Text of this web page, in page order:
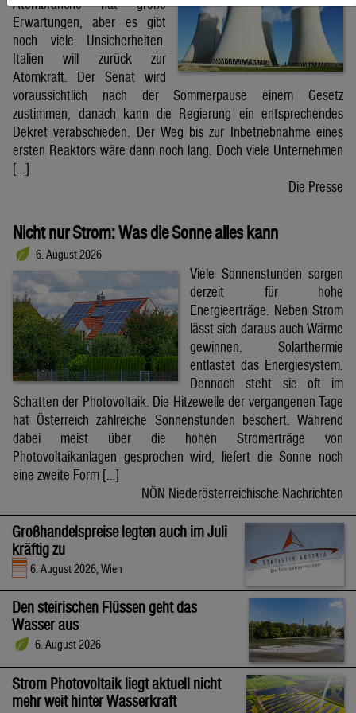
Atombranche hat große
Erwartungen, aber es gibt
noch viele Unsicherheiten.
Italien will zurück zur
Atomkraft. Der Senat wird
voraussichtlich nach der Sommerpause einem Gesetz
zustimmen, danach kann die Regierung ein entsprechendes
Dekret verabschieden. Der Weg bis zur Inbetriebnahme eines
ersten Reaktors wäre dann noch lang. Doch viele Unternehmen
[…]
Die Presse
Nicht nur Strom: Was die Sonne alles kann
6. August 2026
Viele Sonnenstunden sorgen
derzeit für hohe
Energieerträge. Neben Strom
lässt sich daraus auch Wärme
gewinnen. Solarthermie
entlastet das Energiesystem.
Dennoch steht sie oft im
Schatten der Photovoltaik. Die Hitzewelle der vergangenen Tage
hat Österreich zahlreiche Sonnenstunden beschert. Während
dabei meist über die hohen Stromerträge von
Photovoltaikanlagen gesprochen wird, liefert die Sonne noch
eine zweite Form […]
NÖN Niederösterreichische Nachrichten
Großhandelspreise legten auch im Juli
kräftig zu
6. August 2026, Wien
Den steirischen Flüssen geht das
Wasser aus
6. August 2026
Strom Photovoltaik liegt aktuell nicht
mehr weit hinter Wasserkraft